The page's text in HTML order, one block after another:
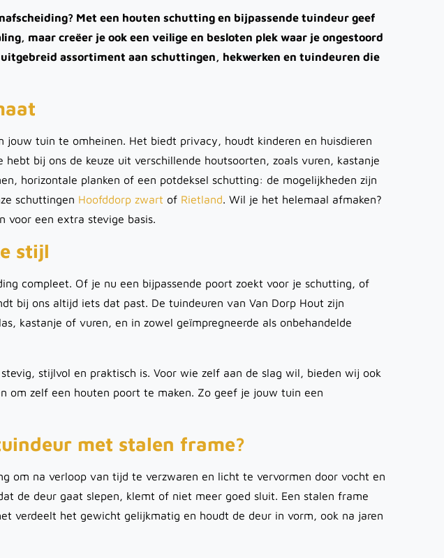
Met een houten schutting en bijpassende tuindeur geef
maar creëer je ook een veilige en besloten plek waar je ongestoord
assortiment aan schuttingen, hekwerken en tuindeuren die
jouw tuin te omheinen. Het biedt privacy, houdt kinderen en huisdieren
bij ons de keuze uit verschillende houtsoorten, zoals vuren, kastanje
horizontale planken of een potdeksel schutting: de mogelijkheden zijn
schuttingen Hoofddorp zwart of Rietland. Wil je het helemaal afmaken?
voor een extra stevige basis.
stijl
compleet. Of je nu een bijpassende poort zoekt voor je schutting, of
bij ons altijd iets dat past. De tuindeuren van Van Dorp Hout zijn
kastanje of vuren, en in zowel geïmpregneerde als onbehandelde
stijlvol en praktisch is. Voor wie zelf aan de slag wil, bieden wij ook
om zelf een houten poort te maken. Zo geef je jouw tuin een
met stalen frame?
om na verloop van tijd te verzwaren en licht te vervormen door vocht en
de deur gaat slepen, klemt of niet meer goed sluit. Een stalen frame
verdeelt het gewicht gelijkmatig en houdt de deur in vorm, ook na jaren